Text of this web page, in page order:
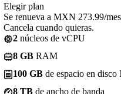
Elegir plan
Se renueva a MXN 273.99/
Cancela cuando quieras.
2 núcleos de vCPU
8 GB RAM
100 GB de espacio en
8 TB de ancho de banda